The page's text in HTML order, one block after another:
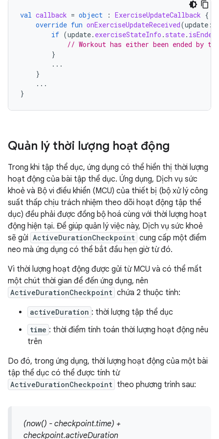
val callback = object : ExerciseUpdateCallback {
override fun onExerciseUpdateReceived(update :
if (update. exerciseStateInfo . state. isEnded
// Workout has either been ended by
}
...
}
...
}
Quản lý thời lượng hoạt động
Trong khi tập thể dục, ứng dụng có thể hiển thị thời lượng
hoạt động của bài tập thể dục. Ứng dụng, Dịch vụ sức
khoẻ và Bộ vi điều khiển (MCU) của thiết bị (bộ xử lý công
suất thấp chịu trách nhiệm theo dõi hoạt động tập thể
dục) đều phải được đồng bộ hoá cùng với thời lượng hoạt
động hiện tại. Để giúp quản lý việc này, Dịch vụ sức khoẻ
sẽ gửi ActiveDurationCheckpoint cung cấp một điểm
neo mà ứng dụng có thể bắt đầu hẹn giờ từ đó.
Vì thời lượng hoạt động được gửi từ MCU và có thể mất
một chút thời gian để đến ứng dụng, nên
ActiveDurationCheckpoint chứa 2 thuộc tính:
activeDuration : thời lượng tập thể dục
time : thời điểm tính toán thời lượng hoạt động nêu
trên
Do đó, trong ứng dụng, thời lượng hoạt động của một bài
tập thể dục có thể được tính từ
ActiveDurationCheckpoint theo phương trình sau:
(now() - checkpoint.time) +
checkpoint.activeDuration